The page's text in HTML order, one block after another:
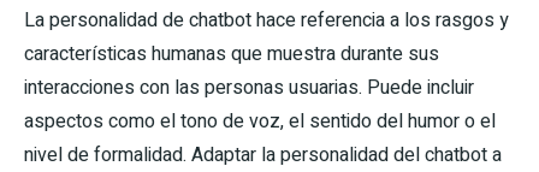
La personalidad de chatbot hace referencia a los rasgos y
características humanas que muestra durante sus
interacciones con las personas usuarias. Puede incluir
aspectos como el tono de voz, el sentido del humor o el
nivel de formalidad. Adaptar la personalidad del chatbot a